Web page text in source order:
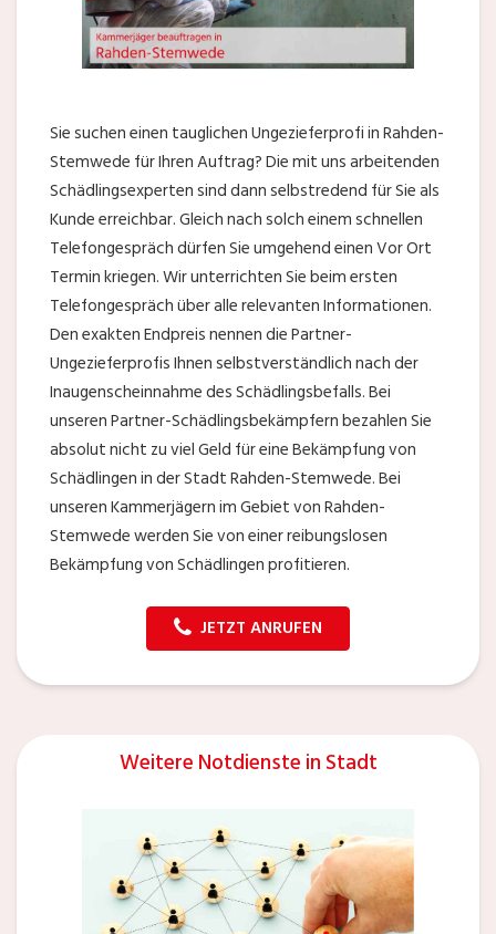
Sie suchen einen tauglichen Ungezieferprofi in Rahden-
Stemwede für Ihren Auftrag? Die mit uns arbeitenden
Schädlingsexperten sind dann selbstredend für Sie als
Kunde erreichbar. Gleich nach solch einem schnellen
Telefongespräch dürfen Sie umgehend einen Vor Ort
Termin kriegen. Wir unterrichten Sie beim ersten
Telefongespräch über alle relevanten Informationen.
Den exakten Endpreis nennen die Partner-
Ungezieferprofis Ihnen selbstverständlich nach der
Inaugenscheinnahme des Schädlingsbefalls. Bei
unseren Partner-Schädlingsbekämpfern bezahlen Sie
absolut nicht zu viel Geld für eine Bekämpfung von
Schädlingen in der Stadt Rahden-Stemwede. Bei
unseren Kammerjägern im Gebiet von Rahden-
Stemwede werden Sie von einer reibungslosen
Bekämpfung von Schädlingen profitieren.
JETZT ANRUFEN
Weitere Notdienste in Stadt